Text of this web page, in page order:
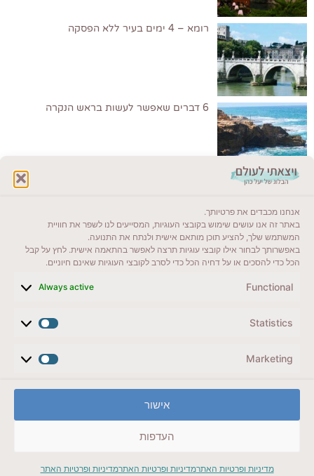
אנחנו מכבדים את פרטיותך.
באתר זה אנו עושים שימוש בקובצי העוגיות, המסייעים לנו לשפר את חוויית
המשתמש שלך, להציע תוכן מותאם אישית ולנתח את התנועה.
באפשרותך לבחור אילו קובצי עוגיות תרצה לאפשר בהתאמה אישית. לחץ על קבל
הכל כדי להסכים או על דחיה הכל כדי לסרב לקובצי העוגיות שאינם חיוניים.
Functional
Always active
Statistics
Marketing
אישור
העדפות
מדיניות ופרטיות האתרמדיניות ופרטיות האתרמדיניות ופרטיות האתר
רומא – 4 ימים בעיר ללא הפסקה
6 דברים שאפשר לעשות בראש הנקרה
ייעדים מומלצים
מדריכים ועזרים
לשליחת הודעת וואטסאפ
veyatsati.laolam@gmail.com
מדיניות פרטיות // תנאי שימוש באתר